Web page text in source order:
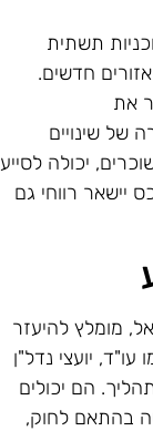
תשתית
חדשים.
את
של שינויים
יכולה לסייע
יישאר רווחי גם
מומלץ להיעזר
יועצי נדל"ן
הם יכולים
בהתאם לחוק,